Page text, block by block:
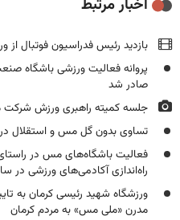
اخبار مرتبط
بازدید رئیس فدراسیون فوتبال از
پروانه فعالیت ورزشی باشگاه
صادر شد
جلسه کمیته راهبری ورزش شرکت
تساوی بدون گل مس و استقلال
فعالیت باشگاه‌های مس در
راه‌اندازی آکادمی‌های ورزشی در
ورزشگاه شهید رئیسی کرمان به
مدرن «ملی مس» به مردم کرمان